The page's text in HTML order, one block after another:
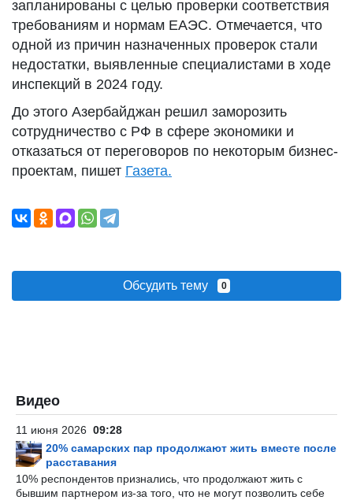
запланированы с целью проверки соответствия
требованиям и нормам ЕАЭС. Отмечается, что
одной из причин назначенных проверок стали
недостатки, выявленные специалистами в ходе
инспекций в 2024 году.
До этого Азербайджан решил заморозить
сотрудничество с РФ в сфере экономики и
отказаться от переговоров по некоторым бизнес-
проектам, пишет Газета.
Обсудить тему 0
Видео
11 июня 2026 09:28
20% самарских пар продолжают жить вместе после
расставания
10% респондентов признались, что продолжают жить с
бывшим партнером из-за того, что не могут позволить себе